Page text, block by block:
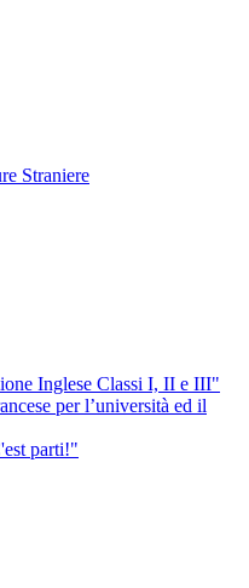
Straniere
Inglese Classi I, II e III"
per l’università ed il
parti!"